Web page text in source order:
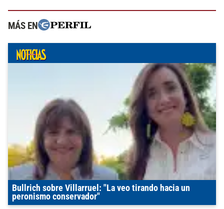
MÁS EN
Bullrich sobre Villarruel: "La veo tirando hacia un
peronismo conservador"